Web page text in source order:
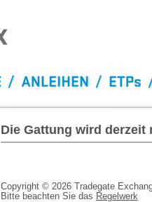
Die Gattung wird derzeit
Copyright © 2026 Tradegate
Bitte beachten Sie das Regelwerk